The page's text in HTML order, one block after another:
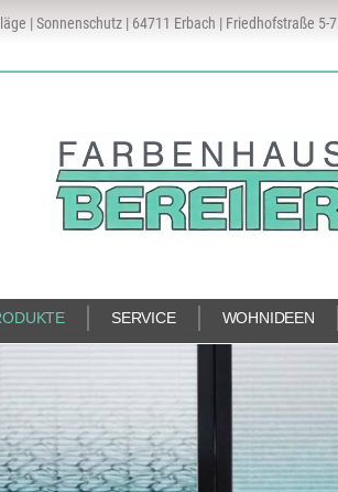
| Sonnenschutz | 64711 Erbach | Friedhofstraße 5-7
SERVICE WOHNIDEEN